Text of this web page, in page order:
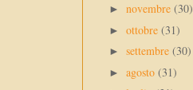
► novembre (30)
► ottobre (31)
► settembre (30)
► agosto (31)